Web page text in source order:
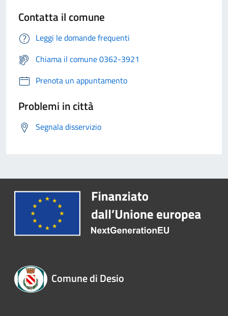
Contatta il comune
Leggi le domande frequenti
Chiama il comune 0362-3921
Prenota un appuntamento
Problemi in città
Segnala disservizio
Comune di Desio